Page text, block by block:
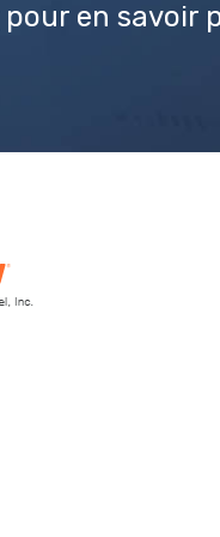
pour en savoir